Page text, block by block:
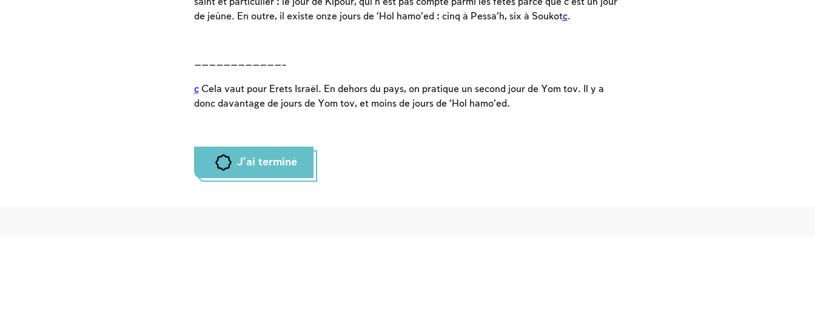
de jeûne. En outre, il existe onze jours de ‘Hol hamo’ed : cinq à Pessa’h, six à Soukotc.
————————————–
cCela vaut pour Erets Israël. En dehors du pays, on pratique un second jour de Yom tov. Il y a
donc davantage de jours de Yom tov, et moins de jours de ‘Hol hamo’ed.
J'ai terminé